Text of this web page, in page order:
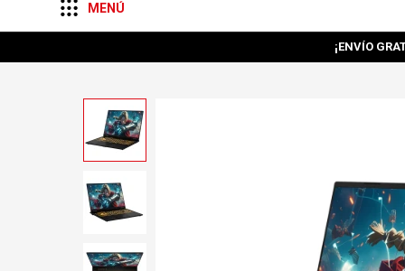
MENÚ
¡ENVÍO